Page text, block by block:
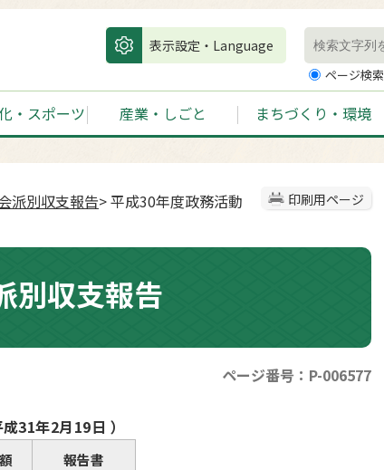
表示設定・Language
ページ検索
・スポーツ 産業・しごと まちづくり・環境
印刷用ページ
派別収支報告> 平成30年度政務活動
別収支報告
ページ番号：P-006577
31年2月19日 ）
報告書